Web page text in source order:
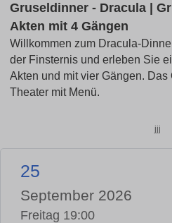
Gruseldinner - Dracula |
Akten mit 4 Gängen
Willkommen zum Dracula-
der Finsternis und erleben Sie
Akten und mit vier Gängen. Das
Theater mit Menü.
jjj
25
September 2026
Freitag 19:00